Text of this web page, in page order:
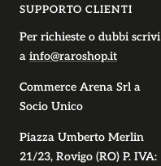
SUPPORTO CLIENTI
Per richieste o dubbi scrivi
a info@raroshop.it
Commerce Arena Srl a
Socio Unico
Piazza Umberto Merlin
21/23, Rovigo (RO) P. IVA: